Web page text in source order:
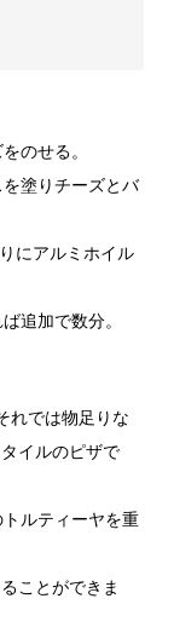
のせる。
塗りチーズとバ
にアルミホイル
追加で数分。
れでは物足りな
イルのピザで
ルティーヤを重
ことができま